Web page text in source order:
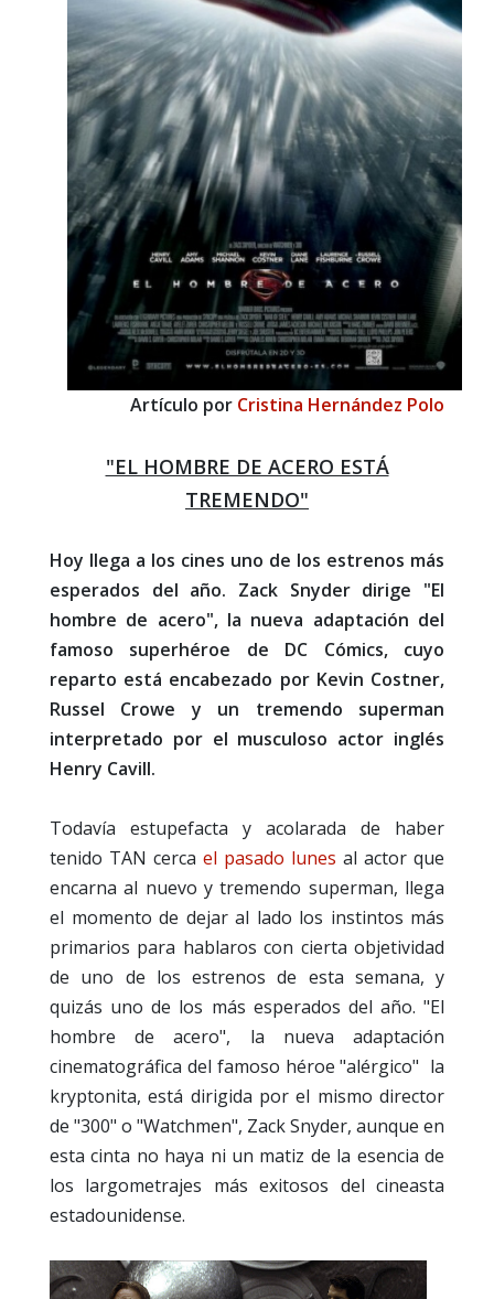
Artículo por Cristina Hernández Polo
"EL HOMBRE DE ACERO ESTÁ
TREMENDO"
Hoy llega a los cines uno de los estrenos más
esperados del año. Zack Snyder dirige "El
hombre de acero", la nueva adaptación del
famoso superhéroe de DC Cómics, cuyo
reparto está encabezado por Kevin Costner,
Russel Crowe y un tremendo superman
interpretado por el musculoso actor inglés
Henry Cavill.
Todavía estupefacta y acolarada de haber
tenido TAN cerca el pasado lunes al actor que
encarna al nuevo y tremendo superman, llega
el momento de dejar al lado los instintos más
primarios para hablaros con cierta objetividad
de uno de los estrenos de esta semana, y
quizás uno de los más esperados del año. "El
hombre de acero", la nueva adaptación
cinematográfica del famoso héroe "alérgico" la
kryptonita, está dirigida por el mismo director
de "300" o "Watchmen", Zack Snyder, aunque en
esta cinta no haya ni un matiz de la esencia de
los largometrajes más exitosos del cineasta
estadounidense.